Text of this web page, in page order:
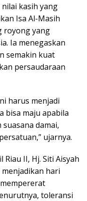
kasih yang
Isa Al-Masih
royong yang
Ia menegaskan
semakin kuat
persaudaraan
harus menjadi
bisa maju apabila
damai,
ujarnya.
Riau II, Hj. Siti Aisyah
hari
toleransi